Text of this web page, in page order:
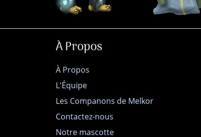
À Propos
À Propos
L'Équipe
Les Companons de Melkor
Contactez-nous
Notre mascotte